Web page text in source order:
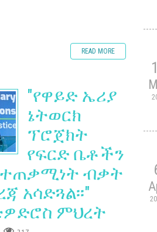
READ MORE
"የዋይድ ኤሪያ
ኔትወርክ
ፕሮጀክት
የፍርድ ቤቶችን
ተጠቃሚነት ብቃት
አሳድጓል፡፡"
ምህረት